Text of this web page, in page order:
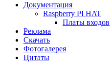
Документация
Raspberry PI HAT
Платы входов
Реклама
Скачать
Фотогалерея
Цитаты